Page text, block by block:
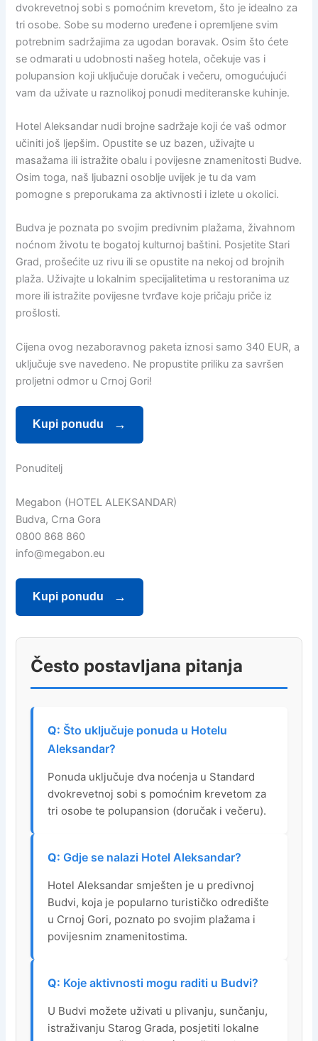
dvokrevetnoj sobi s pomoćnim krevetom, što je idealno za
tri osobe. Sobe su moderno uređene i opremljene svim
potrebnim sadržajima za ugodan boravak. Osim što ćete
se odmarati u udobnosti našeg hotela, očekuje vas i
polupansion koji uključuje doručak i večeru, omogućujući
vam da uživate u raznolikoj ponudi mediteranske kuhinje.
Hotel Aleksandar nudi brojne sadržaje koji će vaš odmor
učiniti još ljepšim. Opustite se uz bazen, uživajte u
masažama ili istražite obalu i povijesne znamenitosti Budve.
Osim toga, naš ljubazni osoblje uvijek je tu da vam
pomogne s preporukama za aktivnosti i izlete u okolici.
Budva je poznata po svojim predivnim plažama, živahnom
noćnom životu te bogatoj kulturnoj baštini. Posjetite Stari
Grad, prošećite uz rivu ili se opustite na nekoj od brojnih
plaža. Uživajte u lokalnim specijalitetima u restoranima uz
more ili istražite povijesne tvrđave koje pričaju priče iz
prošlosti.
Cijena ovog nezaboravnog paketa iznosi samo 340 EUR, a
uključuje sve navedeno. Ne propustite priliku za savršen
proljetni odmor u Crnoj Gori!
Kupi ponudu
Ponuditelj
Megabon (HOTEL ALEKSANDAR)
Budva, Crna Gora
0800 868 860
info@megabon.eu
Kupi ponudu
Često postavljana pitanja
Što uključuje ponuda u Hotelu
Aleksandar?
Ponuda uključuje dva noćenja u Standard
dvokrevetnoj sobi s pomoćnim krevetom za
tri osobe te polupansion (doručak i večeru).
Gdje se nalazi Hotel Aleksandar?
Hotel Aleksandar smješten je u predivnoj
Budvi, koja je popularno turističko odredište
u Crnoj Gori, poznato po svojim plažama i
povijesnim znamenitostima.
Koje aktivnosti mogu raditi u Budvi?
U Budvi možete uživati u plivanju, sunčanju,
istraživanju Starog Grada, posjetiti lokalne